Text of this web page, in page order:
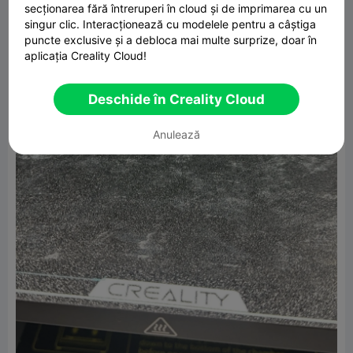
secționarea fără întreruperi în cloud și de imprimarea cu un
singur clic. Interacționează cu modelele pentru a câștiga
puncte exclusive și a debloca mai multe surprize, doar în
aplicația Creality Cloud!
Deschide în Creality Cloud
Anulează